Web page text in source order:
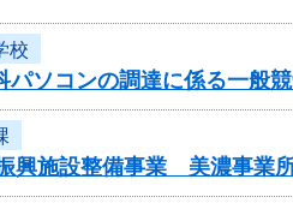
校
科パソコンの調達に係る
興施設整備事業 美濃事業